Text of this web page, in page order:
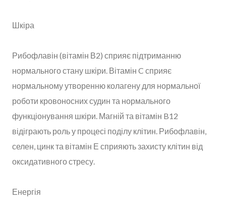
Шкіра
Рибофлавін (вітамін В2) сприяє підтриманню
нормального стану шкіри. Вітамін C сприяє
нормальному утворенню колагену для нормальної
роботи кровоносних судин та нормального
функціонування шкіри. Магній та вітамін B12
відіграють роль у процесі поділу клітин. Рибофлавін,
селен, цинк та вітамін Е сприяють захисту клітин від
оксидативного стресу.
Енергія